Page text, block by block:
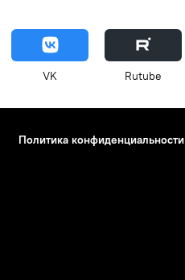
VK Rutube
Политика конфиденциальности